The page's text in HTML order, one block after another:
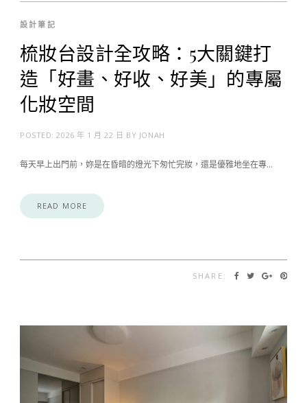
設計筆記
梳妝台設計全攻略：5大關鍵打
造「好畫、好收、好美」的專屬
化妝空間
POSTED:2026 年 1 月 22 日 BY JONAH
每天早上出門前，妳是在昏暗的燈光下匆忙完妝，還是優雅地坐在專…
READ MORE
SHARE: